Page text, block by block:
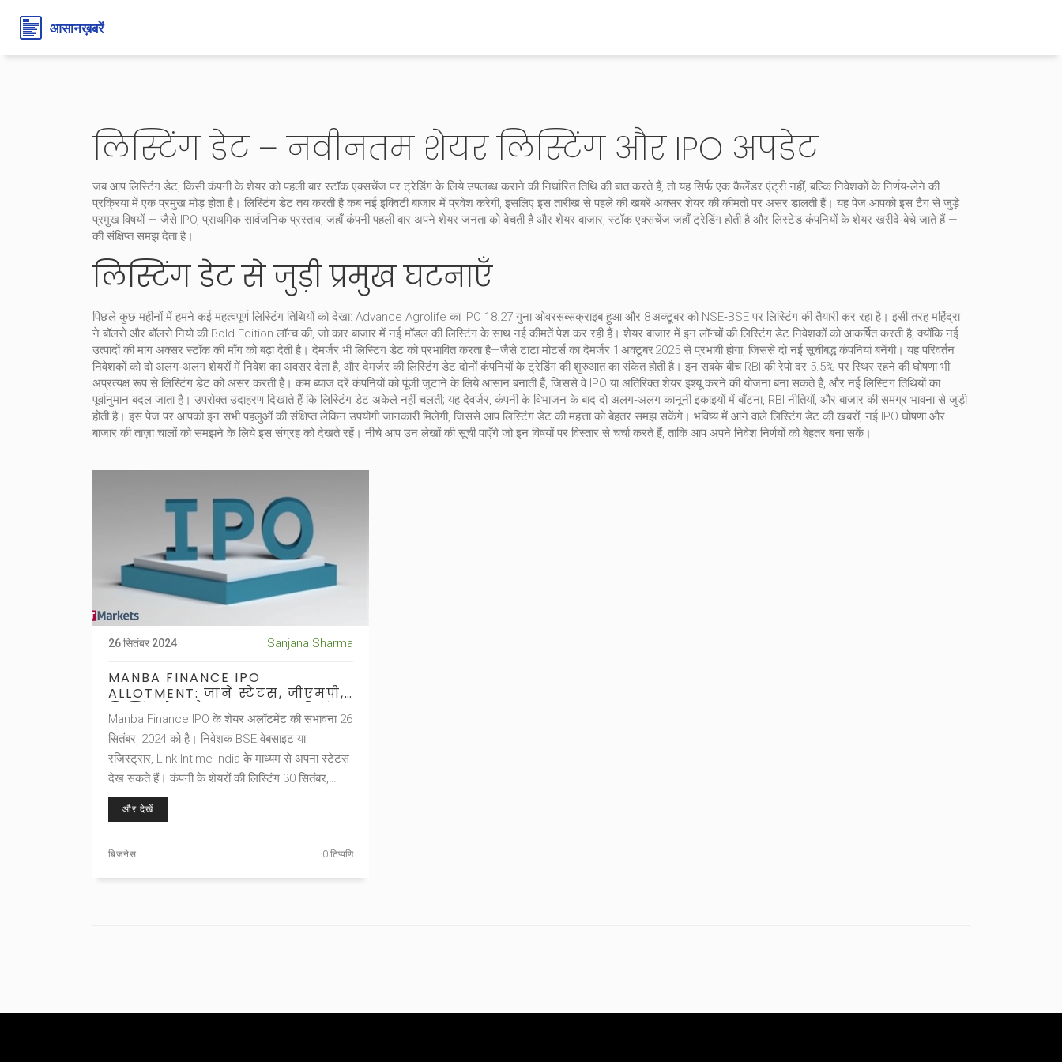
लिस्टिंग डेट – नवीनतम शेयर लिस्टिंग और IPO अपडेट
जब आपलिस्टिंग डेट, किसी कंपनी के शेयर को पहली बार स्टॉक एक्सचेंज पर ट्रेडिंग के लिये उपलब्ध कराने की निर्धारित तिथि की बात करते हैं, तो यह सिर्फ एक कैलेंडर एंट्री नहीं, बल्कि निवेशकों के निर्णय‑लेने की
प्रक्रिया में एक प्रमुख मोड़ होता है। लिस्टिंग डेट तय करती है कब नई इक्विटी बाजार में प्रवेश करेगी, इसलिए इस तारीख से पहले की खबरें अक्सर शेयर की कीमतों पर असर डालती हैं। यह पेज आपको इस टैग से जुड़े
प्रमुख विषयों — जैसे IPO, प्राथमिक सार्वजनिक प्रस्ताव, जहाँ कंपनी पहली बार अपने शेयर जनता को बेचती हैऔर शेयर बाजार, स्टॉक एक्सचेंज जहाँ ट्रेडिंग होती है और लिस्टेड कंपनियों के शेयर खरीदे‑बेचे जाते हैं—
की संक्षिप्त समझ देता है।
लिस्टिंग डेट से जुड़ी प्रमुख घटनाएँ
पिछले कुछ महीनों में हमने कई महत्वपूर्ण लिस्टिंग तिथियों को देखा: Advance Agrolife का IPO 18.27 गुना ओवरसब्सक्राइब हुआ और 8 अक्टूबर को NSE‑BSE पर लिस्टिंग की तैयारी कर रहा है। इसी तरह महिंद्रा
ने बॉलरो और बॉलरो नियो की Bold Edition लॉन्च की, जो कार बाजार में नई मॉडल की लिस्टिंग के साथ नई कीमतें पेश कर रही हैं। शेयर बाजार में इन लॉन्चों की लिस्टिंग डेट निवेशकों को आकर्षित करती है, क्योंकि नई
उत्पादों की मांग अक्सर स्टॉक की माँग को बढ़ा देती है। देमर्जर भी लिस्टिंग डेट को प्रभावित करता है—जैसे टाटा मोटर्स का देमर्जर 1 अक्टूबर 2025 से प्रभावी होगा, जिससे दो नई सूचीबद्ध कंपनियां बनेंगी। यह परिवर्तन
निवेशकों को दो अलग‑अलग शेयरों में निवेश का अवसर देता है, और देमर्जर की लिस्टिंग डेट दोनों कंपनियों के ट्रेडिंग की शुरुआत का संकेत होती है। इन सबके बीच RBI की रेपो दर 5.5% पर स्थिर रहने की घोषणा भी
अप्रत्यक्ष रूप से लिस्टिंग डेट को असर करती है। कम ब्याज दरें कंपनियों को पूंजी जुटाने के लिये आसान बनाती हैं, जिससे वे IPO या अतिरिक्त शेयर इश्यू करने की योजना बना सकते हैं, और नई लिस्टिंग तिथियों का
पूर्वानुमान बदल जाता है। उपरोक्त उदाहरण दिखाते हैं कि लिस्टिंग डेट अकेले नहीं चलती; यहदेवर्जर, कंपनी के विभाजन के बाद दो अलग‑अलग कानूनी इकाइयों में बाँटना, RBI नीतियों, और बाजार की समग्र भावना से जुड़ी
होती है। इस पेज पर आपको इन सभी पहलुओं की संक्षिप्त लेकिन उपयोगी जानकारी मिलेगी, जिससे आप लिस्टिंग डेट की महत्ता को बेहतर समझ सकेंगे। भविष्य में आने वाले लिस्टिंग डेट की खबरों, नई IPO घोषणा और
बाजार की ताज़ा चालों को समझने के लिये इस संग्रह को देखते रहें। नीचे आप उन लेखों की सूची पाएँगे जो इन विषयों पर विस्तार से चर्चा करते हैं, ताकि आप अपने निवेश निर्णयों को बेहतर बना सकें।
26 सितंबर 2024 Sanjana Sharma
MANBA FINANCE IPO
ALLOTMENT: जानें स्टेटस, जीएमपी,
लिस्टिंग डेट और अन्य जानकारियां
Manba Finance IPO के शेयर अलॉटमेंट की संभावना 26
सितंबर, 2024 को है। निवेशक BSE वेबसाइट या
रजिस्ट्रार, Link Intime India के माध्यम से अपना स्टेटस
देख सकते हैं। कंपनी के शेयरों की लिस्टिंग 30 सितंबर,
2024 को एक्सचेंजों पर अपेक्षित है। अनलिस्टेड बाजार में
शेयर जीएमपी के साथ 58 रुपये के प्रीमियम पर ट्रेड कर रहे
और देखें
बिजनेस 0 टिप्पणि